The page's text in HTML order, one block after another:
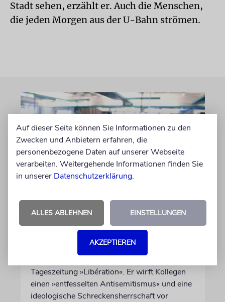
Stadt sehen, erzählt er. Auch die Menschen,
die jeden Morgen aus der U-Bahn strömen.
FRANKREICH
Eine Abrechnung mit dem
Judenhass der neuen Linken
Nach 41 Jahren verlässt der anerkannte
Tageszeitung »Libération«. Er wirft Kollegen
einen »entfesselten Antisemitismus« und eine
ideologische Schreckensherrschaft vor
Auf dieser Seite können Sie Informationen zu den
Zwecken und Anbietern erfahren, die
personenbezogene Daten auf unserer Webseite
verarbeiten. Weitergehende Informationen finden Sie
in unserer Datenschutzerklärung.
ALLES ABLEHNEN EINSTELLUNGEN
AKZEPTIEREN